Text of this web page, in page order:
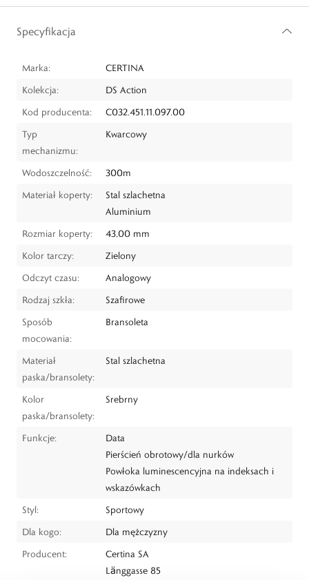
Specyfikacja
Marka:
CERTINA
Kolekcja:
DS Action
Kod producenta:
C032.451.11.097.00
Typ
mechanizmu:
Kwarcowy
Wodoszczelność:
300m
Materiał koperty:
Stal szlachetna
Aluminium
Rozmiar koperty:
43,00 mm
Kolor tarczy:
Zielony
Odczyt czasu:
Analogowy
Rodzaj szkła:
Szafirowe
Sposób
mocowania:
Bransoleta
Materiał
paska/bransolety:
Stal szlachetna
Kolor
paska/bransolety:
Srebrny
Funkcje:
Data
Pierścień obrotowy/dla nurków
Powłoka luminescencyjna na indeksach i
wskazówkach
Styl:
Sportowy
Dla kogo:
Dla mężczyzny
Producent:
Certina SA
Länggasse 85